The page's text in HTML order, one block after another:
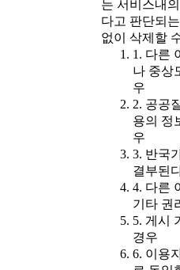
는 서비스내
다고 판단되
없이 삭제할
1. 다른
나 중상
우
2. 공공
용의 정
우
3. 반국
결부된
4. 다른
기타 권
5. 게시
경우
6. 이용